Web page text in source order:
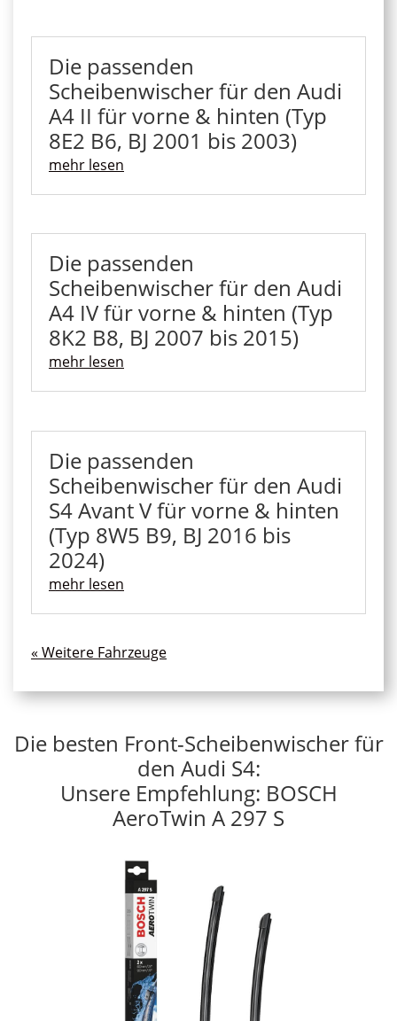
Die passenden
Scheibenwischer für den Audi
A4 II für vorne & hinten (Typ
8E2 B6, BJ 2001 bis 2003)
mehr lesen
Die passenden
Scheibenwischer für den Audi
A4 IV für vorne & hinten (Typ
8K2 B8, BJ 2007 bis 2015)
mehr lesen
Die passenden
Scheibenwischer für den Audi
S4 Avant V für vorne & hinten
(Typ 8W5 B9, BJ 2016 bis
2024)
mehr lesen
Die besten Front-Scheibenwischer für
den Audi S4:
Unsere Empfehlung: BOSCH
AeroTwin A 297 S